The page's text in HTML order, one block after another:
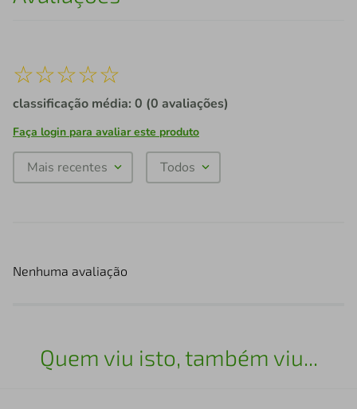
☆☆☆☆☆
classificação média: 0 (0 avaliações)
Faça login para avaliar este produto
Mais recentes Todos
Nenhuma avaliação
Quem viu isto, também viu...